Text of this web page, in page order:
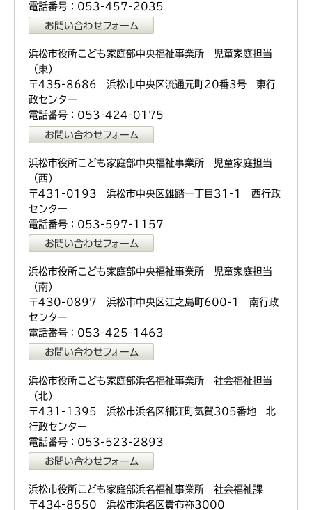
電話番号：053-457-2035
浜松市役所こども家庭部中央福祉事業所 児童家庭担当
（東）
〒435-8686 浜松市中央区流通元町20番3号 東行
政センター
電話番号：053-424-0175
浜松市役所こども家庭部中央福祉事業所 児童家庭担当
（西）
〒431-0193 浜松市中央区雄踏一丁目31-1 西行政
センター
電話番号：053-597-1157
浜松市役所こども家庭部中央福祉事業所 児童家庭担当
（南）
〒430-0897 浜松市中央区江之島町600-1 南行政
センター
電話番号：053-425-1463
浜松市役所こども家庭部浜名福祉事業所 社会福祉担当
（北）
〒431-1395 浜松市浜名区細江町気賀305番地 北
行政センター
電話番号：053-523-2893
浜松市役所こども家庭部浜名福祉事業所 社会福祉課
〒434-8550 浜松市浜名区貴布祢3000